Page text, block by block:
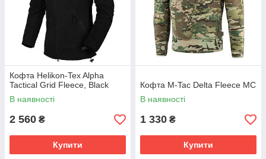
Кофта Helikon-Tex Alpha
Tactical Grid Fleece, Black
В наявності
2 560 ₴
Купити
Кофта M-Tac Delta Fleece MC
В наявності
1 330 ₴
Купити